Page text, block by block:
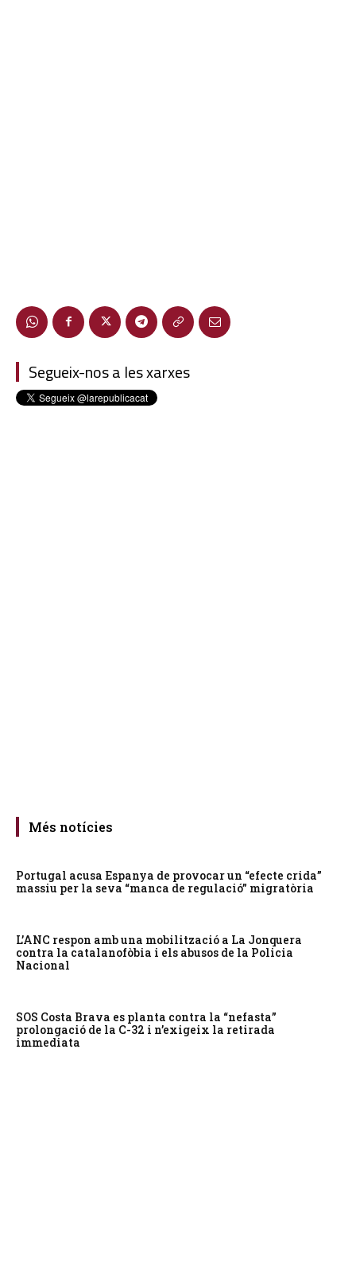
Segueix-nos a les xarxes
Més notícies
Portugal acusa Espanya de provocar un “efecte crida”
massiu per la seva “manca de regulació” migratòria
L’ANC respon amb una mobilització a La Jonquera
contra la catalanofòbia i els abusos de la Policia
Nacional
SOS Costa Brava es planta contra la “nefasta”
prolongació de la C-32 i n’exigeix la retirada
immediata